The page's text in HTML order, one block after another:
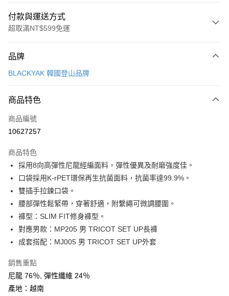
付款與運送方式
超取滿NT$599免運
信用卡一次付款
LINE Pay
Apple Pay
悠遊付
Google Pay
全盈+PAY
AFTEE先享後付
相關說明
【關於「AFTEE先享後付」】
AFTEE先享後付是「在收到商品之後才付款」的支付方式。 讓您購物簡單
１．簡單：不需註冊會員、不需綁卡、不需儲值。
２．便利：只要手機號碼，簡訊認證，即可結帳。
３．安心：先確認商品／服務後，再付款。
ATM付款
運送方式
全家取貨付款
品牌
BLACKYAK 韓國登山品牌
商品特色
商品編號
10627257
商品特色
採用8向高彈性尼龍經編面料，彈性優異及耐磨強度佳。
口袋採用K-rPET環保再生抗菌面料，抗菌率達99.9%。
雙插手拉鍊口袋。
腰部彈性鬆緊帶，穿著舒適，附繫繩可微調腰圍。
褲型：SLIM FIT修身褲型。
對應男款：MP205 男 TRICOT SET UP長褲
成套搭配：MJ005 男 TRICOT SET UP外套
銷售重點
尼龍 76％, 彈性纖維 24％
產地：越南